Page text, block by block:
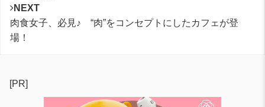
NEXT
肉食女子、必見♪ “肉”をコンセプトにしたカフェが登
場！
[PR]